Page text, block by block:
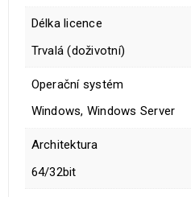
Délka licence
Trvalá (doživotní)
Operační systém
Windows, Windows Server
Architektura
64/32bit